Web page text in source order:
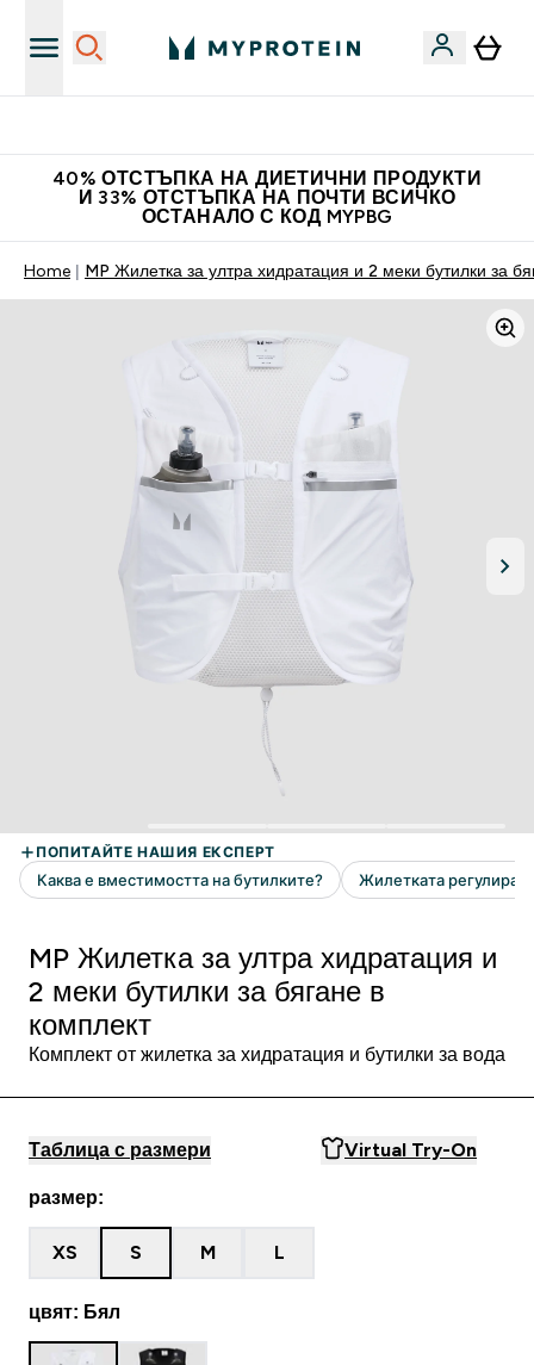
40% ОТСТЪПКА НА ДИЕТИЧНИ ПРОДУКТИ
И 33% ОТСТЪПКА НА ПОЧТИ ВСИЧКО
ОСТАНАЛО С КОД MYPBG
Home MP Жилетка за ултра хидратация и 2 меки бутилки за
MP Жилетка за ултра хидратация и
2 меки бутилки за бягане в
комплект
Комплект от жилетка за хидратация и бутилки за вода
Таблица с размери Virtual Try-On
размер:
XS S M L
цвят: Бял